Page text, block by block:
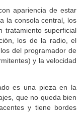
apariencia de estar
la consola central, los
tratamiento superficial
los de la radio, el
del programador de
y la velocidad
es una pieza en la
que no queda bien
y tiene bordes